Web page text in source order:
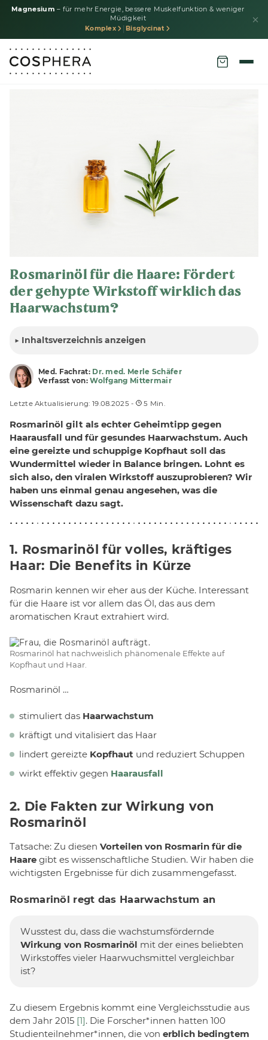
Magnesium – für mehr Energie, bessere Muskelfunktion & weniger
Müdigkeit
Komplex Bisglycinat
Rosmarinöl für die Haare: Fördert
der gehypte Wirkstoff wirklich das
Haarwachstum?
▶ Inhaltsverzeichnis anzeigen
Med. Fachrat: Dr. med. Merle Schäfer
Verfasst von:Wolfgang Mittermair
Letzte Aktualisierung: 19.08.2025 - 5 Min.
Rosmarinöl gilt als echter Geheimtipp gegen
Haarausfall und für gesundes Haarwachstum. Auch
eine gereizte und schuppige Kopfhaut soll das
Wundermittel wieder in Balance bringen. Lohnt es
sich also, den viralen Wirkstoff auszuprobieren? Wir
haben uns einmal genau angesehen, was die
Wissenschaft dazu sagt.
1. Rosmarinöl für volles, kräftiges
Haar: Die Benefits in Kürze
Rosmarin kennen wir eher aus der Küche. Interessant
für die Haare ist vor allem das Öl, das aus dem
aromatischen Kraut extrahiert wird.
Rosmarinöl hat nachweislich phänomenale Effekte auf
Kopfhaut und Haar.
Rosmarinöl …
stimuliert das Haarwachstum
kräftigt und vitalisiert das Haar
lindert gereizte Kopfhaut und reduziert Schuppen
wirkt effektiv gegen Haarausfall
2. Die Fakten zur Wirkung von
Rosmarinöl
Tatsache: Zu diesen Vorteilen von Rosmarin für die
Haare gibt es wissenschaftliche Studien. Wir haben die
wichtigsten Ergebnisse für dich zusammengefasst.
Rosmarinöl regt das Haarwachstum an
Wusstest du, dass die wachstumsfördernde
Wirkung von Rosmarinöl mit der eines beliebten
Wirkstoffes vieler Haarwuchsmittel vergleichbar
ist?
Zu diesem Ergebnis kommt eine Vergleichsstudie aus
dem Jahr 2015 [1]. Die Forscher*innen hatten 100
Studienteilnehmer*innen, die von erblich bedingtem